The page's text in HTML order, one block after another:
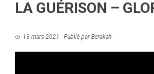
LA GUÉRISON –
13 mars 2021 - Publié parBerakah